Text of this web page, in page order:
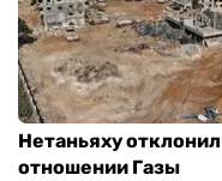
Нетаньяху
отношении Газы